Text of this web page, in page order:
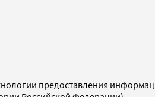
предоставления